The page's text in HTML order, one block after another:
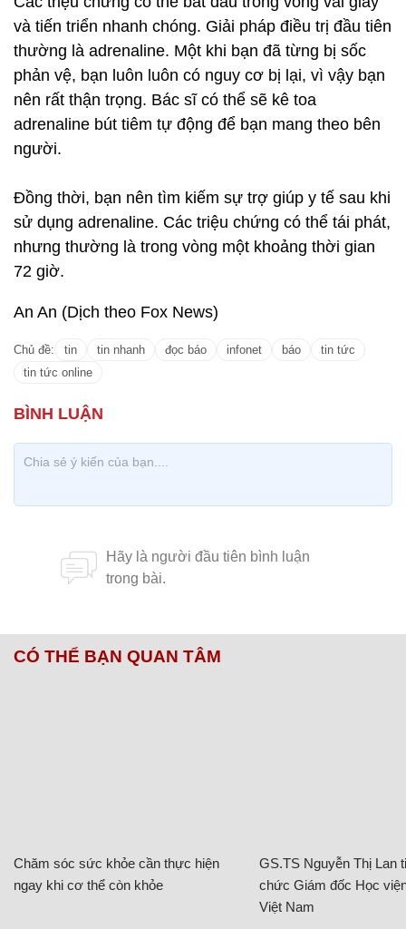
và tiến triển nhanh chóng. Giải pháp điều trị đầu tiên
thường là adrenaline. Một khi bạn đã từng bị sốc
phản vệ, bạn luôn luôn có nguy cơ bị lại, vì vậy bạn
nên rất thận trọng. Bác sĩ có thể sẽ kê toa
adrenaline bút tiêm tự động để bạn mang theo bên
người.
Đồng thời, bạn nên tìm kiếm sự trợ giúp y tế sau khi
sử dụng adrenaline. Các triệu chứng có thể tái phát,
nhưng thường là trong vòng một khoảng thời gian
72 giờ.
An An (Dịch theo Fox News)
Chủ đề: tin tin nhanh đọc báo infonet báo
tin tức
tin tức online
CÓ THỂ BẠN QUAN TÂM
Chăm sóc sức khỏe cần thực hiện
ngay khi cơ thể còn khỏe
GS.TS Nguyễn Thị Lan
chức Giám đốc Học
Việt Nam